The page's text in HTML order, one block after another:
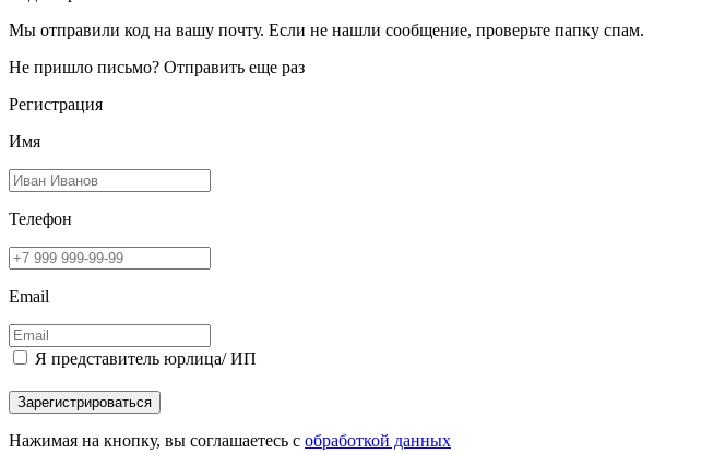
Мы отправили код на вашу почту. Если не нашли сообщение, проверьте папку спам.
Не пришло письмо? Отправить еще раз
Регистрация
Имя
Телефон
Email
Я представитель юрлица/ ИП
Зарегистрироваться
Нажимая на кнопку, вы соглашаетесь с обработкой данных